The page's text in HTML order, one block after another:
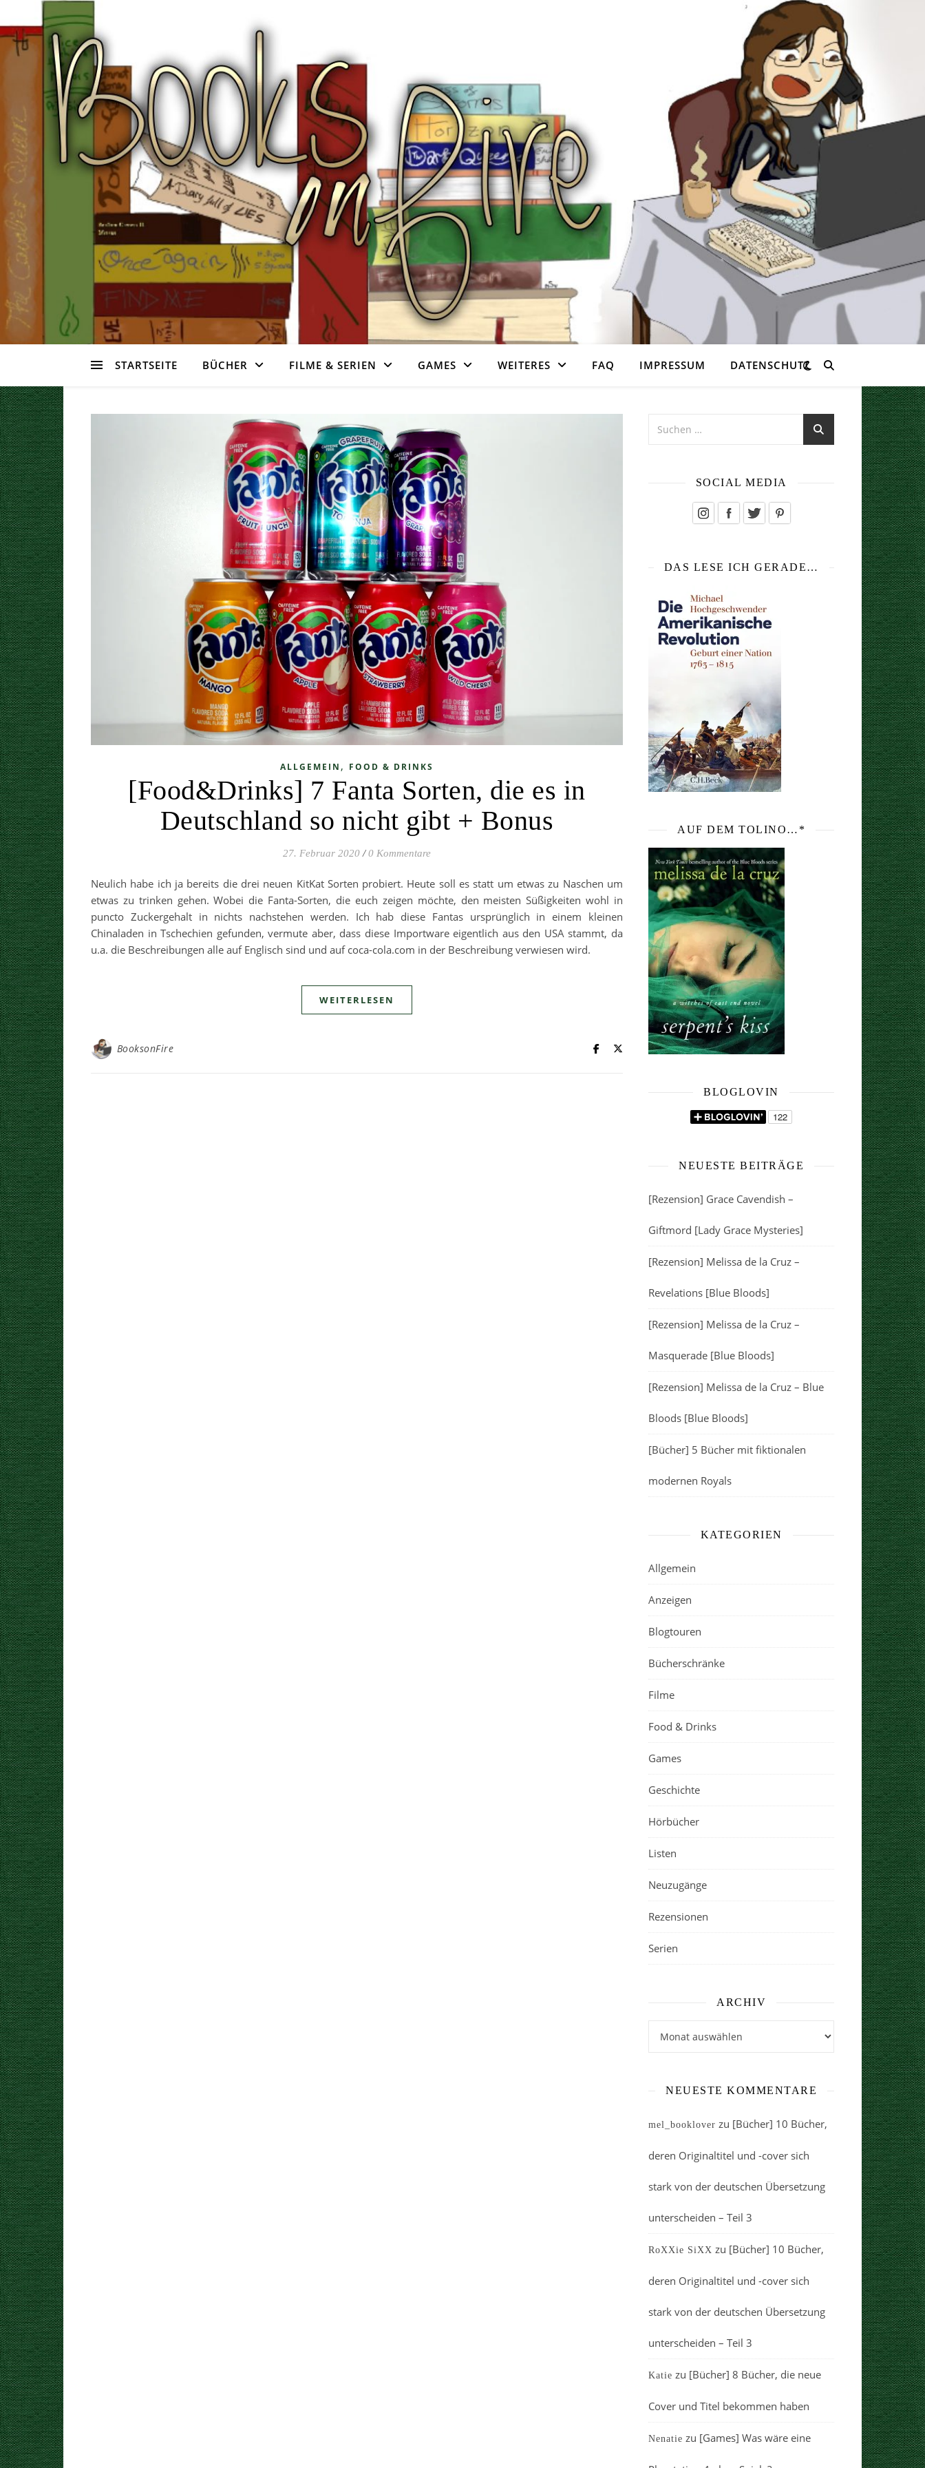
STARTSEITE BÜCHER FILME & SERIEN GAMES WEITERES FAQ IMPRESSUM DATENSCHUTZ
ALLGEMEIN , FOOD & DRINKS
[Food&Drinks] 7 Fanta Sorten, die es in
Deutschland so nicht gibt + Bonus
27. Februar 2020 / 0 Kommentare
Neulich habe ich ja bereits die drei neuen KitKat Sorten probiert. Heute soll es statt um etwas zu Naschen um
etwas zu trinken gehen. Wobei die Fanta-Sorten, die euch zeigen möchte, den meisten Süßigkeiten wohl in
puncto Zuckergehalt in nichts nachstehen werden. Ich hab diese Fantas ursprünglich in einem kleinen
Chinaladen in Tschechien gefunden, vermute aber, dass diese Importware eigentlich aus den USA stammt, da
u.a. die Beschreibungen alle auf Englisch sind und auf coca-cola.com in der Beschreibung verwiesen wird.
WEITERLESEN
BooksonFire
SOCIAL MEDIA
DAS LESE ICH GERADE…
AUF DEM TOLINO…*
BLOGLOVIN
NEUESTE BEITRÄGE
[Rezension] Grace Cavendish –
Giftmord [Lady Grace Mysteries]
[Rezension] Melissa de la Cruz –
Revelations [Blue Bloods]
[Rezension] Melissa de la Cruz –
Masquerade [Blue Bloods]
[Rezension] Melissa de la Cruz – Blue
Bloods [Blue Bloods]
[Bücher] 5 Bücher mit fiktionalen
modernen Royals
KATEGORIEN
Allgemein
Anzeigen
Blogtouren
Bücherschränke
Filme
Food & Drinks
Games
Geschichte
Hörbücher
Listen
Neuzugänge
Rezensionen
Serien
ARCHIV
NEUESTE KOMMENTARE
mel_booklover zu [Bücher] 10 Bücher,
deren Originaltitel und -cover sich
stark von der deutschen Übersetzung
unterscheiden – Teil 3
RoXXie SiXX zu [Bücher] 10 Bücher,
deren Originaltitel und -cover sich
stark von der deutschen Übersetzung
unterscheiden – Teil 3
Katie zu [Bücher] 8 Bücher, die neue
Cover und Titel bekommen haben
Nenatie zu [Games] Was wäre eine